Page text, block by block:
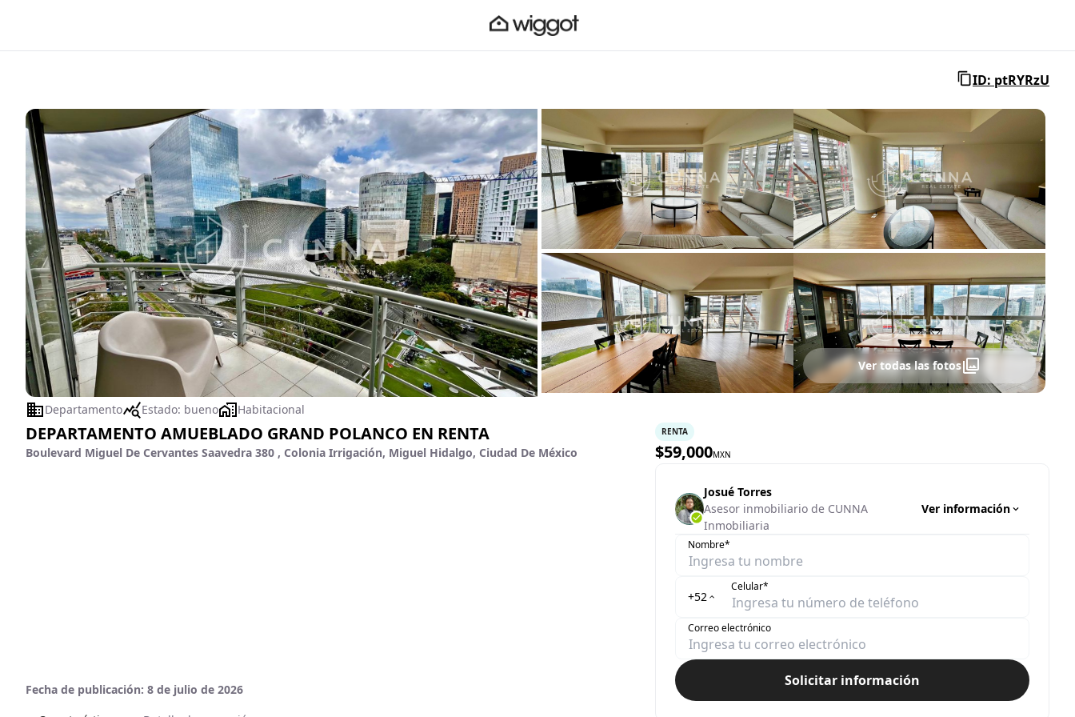
ID: ptRYRzU
Ver todas las fotos
Departamento Estado: bueno Habitacional
DEPARTAMENTO AMUEBLADO GRAND POLANCO EN RENTA
Boulevard Miguel De Cervantes Saavedra 380 , Colonia Irrigación, Miguel Hidalgo, Ciudad De México
Fecha de publicación: 8 de julio de 2026
RENTA
$59,000MXN
Josué Torres
Asesor inmobiliario de CUNNA
Inmobiliaria
Ver información
Nombre*
+52
Celular*
Correo electrónico
Solicitar información